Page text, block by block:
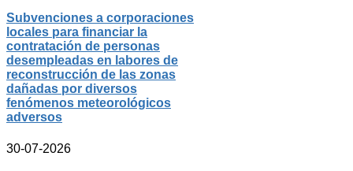
Subvenciones a corporaciones
locales para financiar la
contratación de personas
desempleadas en labores de
reconstrucción de las zonas
dañadas por diversos
fenómenos meteorológicos
adversos
30-07-2026